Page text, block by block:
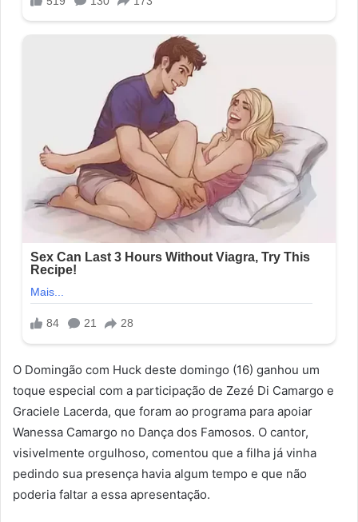
O Domingão com Huck deste domingo (16) ganhou um
toque especial com a participação de Zezé Di Camargo e
Graciele Lacerda, que foram ao programa para apoiar
Wanessa Camargo no Dança dos Famosos. O cantor,
visivelmente orgulhoso, comentou que a filha já vinha
pedindo sua presença havia algum tempo e que não
poderia faltar a essa apresentação.